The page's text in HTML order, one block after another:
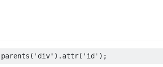
parents ( 'div' ). attr( 'id' );